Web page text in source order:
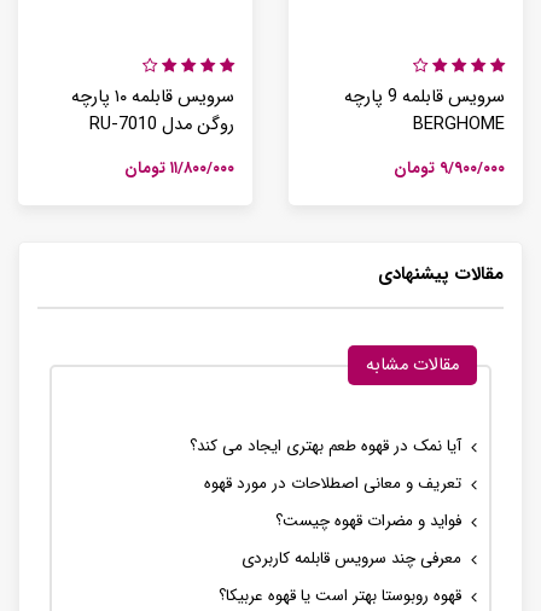
سرویس قابلمه ۱۰ پارچه
روگن مدل RU-7010
۱۱/۸۰۰/۰۰۰ تومان
سرویس قابلمه 9 پارچه
BERGHOME
۹/۹۰۰/۰۰۰ تومان
مقالات پیشنهادی
مقالات مشابه
آیا نمک در قهوه طعم بهتری ایجاد می کند؟
تعریف و معانی اصطلاحات در مورد قهوه
فواید و مضرات قهوه چیست؟
معرفی چند سرویس قابلمه کاربردی
قهوه روبوستا بهتر است یا قهوه عربیکا؟